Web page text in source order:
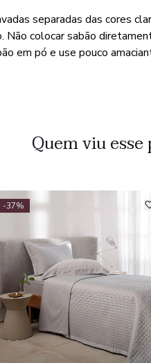
separadas das cores
colocar sabão
em pó e use pouco
Quem viu
-37%